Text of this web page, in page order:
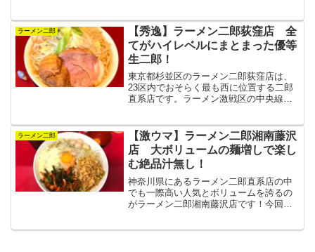
大宮の地で新たな名所となって行くでし
ょう☆
ラーメン二郎
【秀逸】ラーメン二郎荻窪店 全
てがハイレベルにまとまった優等
生二郎！
東京都杉並区のラーメン二郎荻窪店は、
23区内でおそらく最も西に位置する二郎
直系店です。ラーメン激戦区の中央線沿
を堪能！めずらしい調味料が置いてある
のもポイントです☆
ラーメン二郎
【激ウマ】ラーメン二郎湘南藤沢
店 大ボリュームの麺増しで楽し
む絶品汁無し！
神奈川県にあるラーメン二郎直系店の中
でも一際高い人気とボリュームを誇るの
がラーメン二郎湘南藤沢店です！今回は